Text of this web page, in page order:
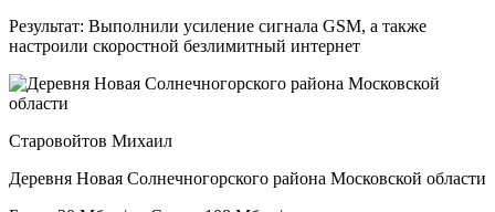
Результат: Выполнили усиление сигнала GSM, а также
настроили скоростной безлимитный интернет
Старовойтов Михаил
Деревня Новая Солнечногорского района Московской области